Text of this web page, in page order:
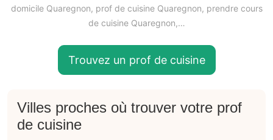
domicile Quaregnon, prof de cuisine Quaregnon, prendre cours
de cuisine Quaregnon,…
Trouvez un prof de cuisine
Villes proches où trouver votre prof
de cuisine